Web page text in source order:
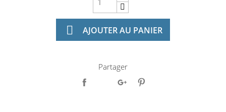
 AJOUTER AU PANIER
Partager